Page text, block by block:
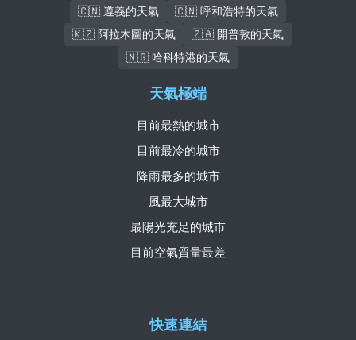
🇨🇳 遵義的天氣
🇨🇳 呼和浩特的天氣
🇰🇿 阿拉木圖的天氣
🇿🇦 開普敦的天氣
🇳🇬 哈科特港的天氣
快速連結
天氣極端
目前最熱的城市
目前最冷的城市
降雨最多的城市
風最大城市
最陽光充足的城市
目前空氣質量最差